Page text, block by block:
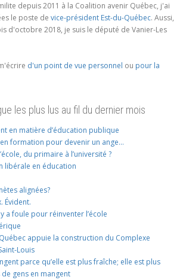
depuis 2011 à la Coalition avenir Québec, j'ai
le poste de vice-président Est-du-Québec. Aussi,
d'octobre 2018, je suis le député de Vanier-Les
d'un point de vue personnel ou pour la
les plus lus au fil du dernier mois
en matière d’éducation publique
formation pour devenir un ange…
du primaire à l’université ?
libérale en éducation
alignées?
Évident.
a foule pour réinventer l’école
appuie la construction du Complexe
Louis
parce qu’elle est plus fraîche; elle est plus
gens en mangent